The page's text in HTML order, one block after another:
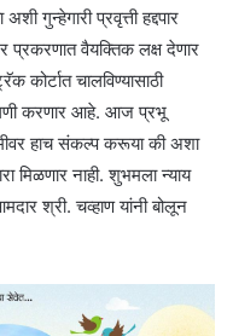
गुन्हेगारी प्रवृत्ती हद्दपार
प्रकरणात वैयक्तिक लक्ष देणार
चालविण्यासाठी
करणार आहे. आज प्रभू
हाच संकल्प करूया की अशा
मिळणार नाही. शुभमला न्याय
श्री. चव्हाण यांनी बोलून